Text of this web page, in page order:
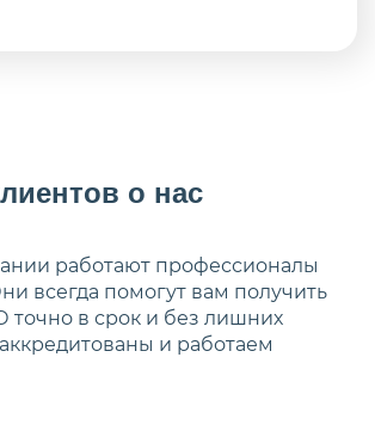
о нас
работают профессионалы
всегда помогут вам получить
в срок и без лишних
и работаем